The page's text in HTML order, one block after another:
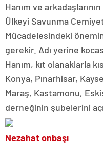
Hanım ve
Ülkeyi Savunma
Mücadelesindeki
gerekir. Adı yerine
Hanım, kıt olanaklarla
Konya, Pınarhisar,
Maraş, Kastamonu,
derneğinin şubelerini
Nezahat onbaşı